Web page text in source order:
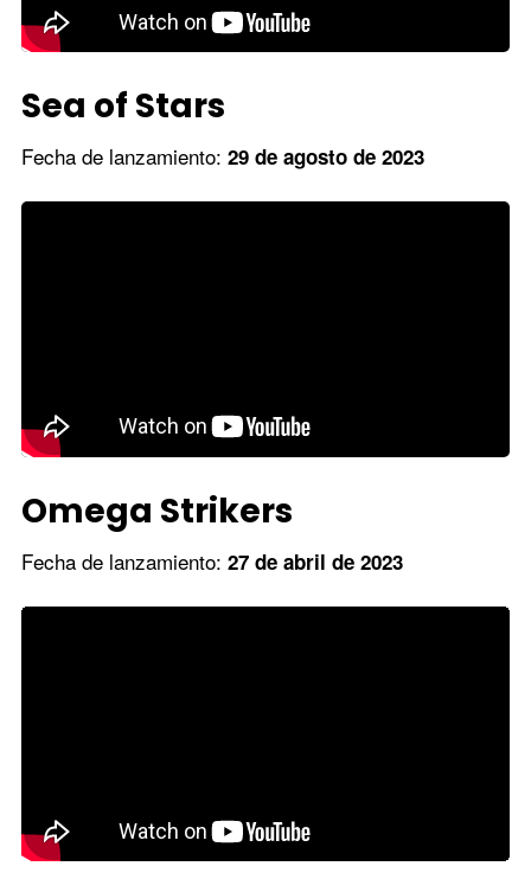
Sea of Stars
Fecha de lanzamiento: 29 de agosto de 2023
Omega Strikers
Fecha de lanzamiento: 27 de abril de 2023